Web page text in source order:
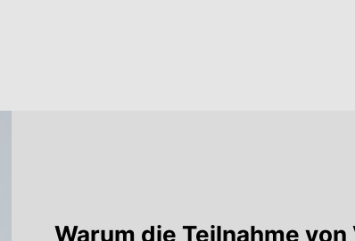
Warum die Teilnahme